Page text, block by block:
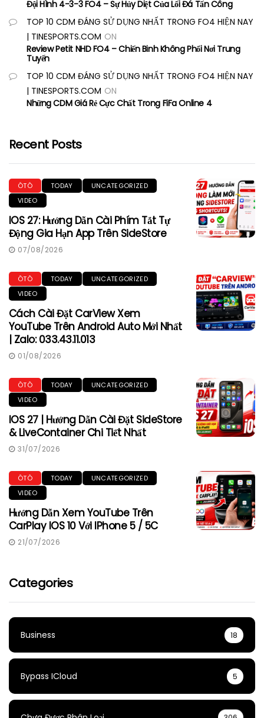
Đội Hình 4-3-3 FO4 – Sự Hủy Diệt Của Lối Đá Tấn Công
TOP 10 CDM ĐÁNG SỬ DỤNG NHẤT TRONG FO4 HIỆN NAY
| TINESPORTS.COM ON
Review Petit NHD FO4 – Chiến Binh Không Phổi Nơi Trung
Tuyến
TOP 10 CDM ĐÁNG SỬ DỤNG NHẤT TRONG FO4 HIỆN NAY
| TINESPORTS.COM ON
Những CDM Giá Rẻ Cực Chất Trong FiFa Online 4
Recent Posts
ÔTÔ TODAY
UNCATEGORIZED
VIDEO
IOS 27: Hướng Dẫn Cài Phím Tắt Tự
Động Gia Hạn App Trên SideStore
07/08/2026
ÔTÔ TODAY
UNCATEGORIZED
VIDEO
Cách Cài Đặt CarView Xem
YouTube Trên Android Auto Mới Nhất
| Zalo: 033.43.11.013
01/08/2026
ÔTÔ TODAY
UNCATEGORIZED
VIDEO
IOS 27 | Hướng Dẫn Cài Đặt SideStore
& LiveContainer Chi Tiết Nhất
31/07/2026
ÔTÔ TODAY
UNCATEGORIZED
VIDEO
Hướng Dẫn Xem YouTube Trên
CarPlay IOS 10 Với IPhone 5 / 5C
21/07/2026
Categories
Business 18
Bypass ICloud 5